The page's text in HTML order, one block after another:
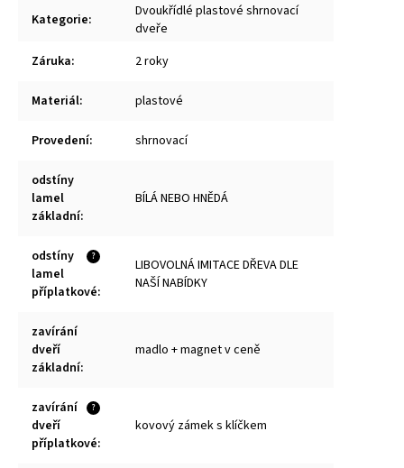
Kategorie:
Dvoukřídlé plastové shrnovací
dveře
Záruka: 2 roky
Materiál: plastové
Provedení: shrnovací
odstíny
lamel
základní:
BÍLÁ NEBO HNĚDÁ
?
odstíny
lamel
příplatkové:
LIBOVOLNÁ IMITACE DŘEVA DLE
NAŠÍ NABÍDKY
zavírání
dveří
základní:
madlo + magnet v ceně
?
zavírání
dveří
příplatkové:
kovový zámek s klíčkem